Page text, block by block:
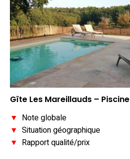
Gîte Les Mareillauds – Piscine
▼ Note globale
▼ Situation géographique
▼ Rapport qualité/prix